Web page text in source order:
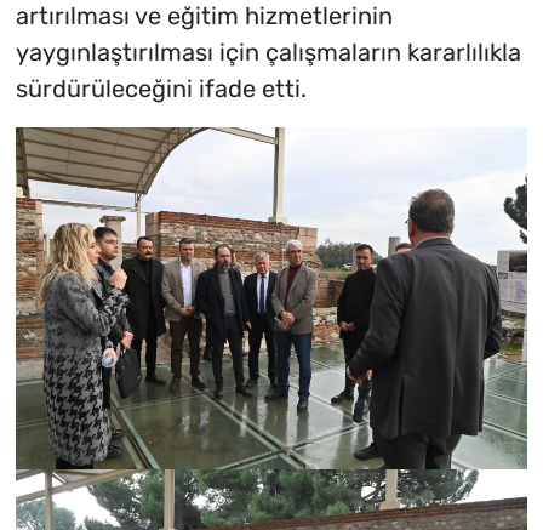
artırılması ve eğitim hizmetlerinin
yaygınlaştırılması için çalışmaların kararlılıkla
sürdürüleceğini ifade etti.